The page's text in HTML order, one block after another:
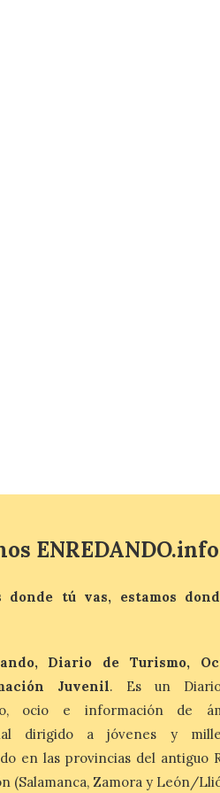
Sanabria”, de María José Álvarez
donde tú vas, estamos
Diario de Turismo,
Juvenil. Es un
ocio e información de
dirigido a jóvenes y
en las provincias del antiguo
(Salamanca, Zamora y León/